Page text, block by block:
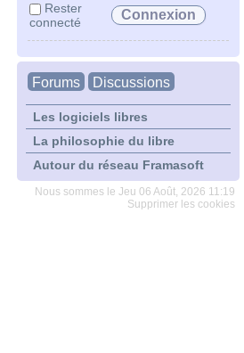
Rester
connecté
Forums Discussions
Les logiciels libres
La philosophie du libre
Autour du réseau Framasoft
Nous sommes le Jeu 06 Août, 2026 11:19
Supprimer les cookies